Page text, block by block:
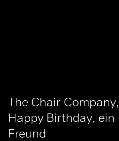
The Chair Company,
Happy Birthday, ein
Freund